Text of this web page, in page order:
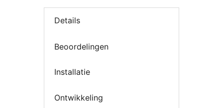
Details
Beoordelingen
Installatie
Ontwikkeling